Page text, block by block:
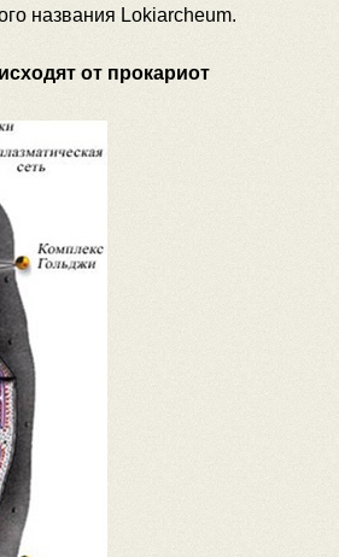
названия Lokiarcheum.
от прокариот